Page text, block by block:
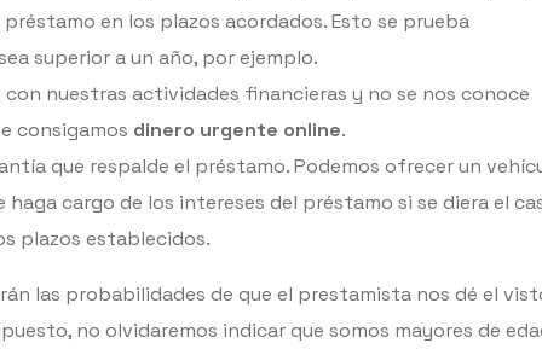
en los plazos acordados. Esto se prueba
superior a un año, por ejemplo.
nuestras actividades financieras y no se nos conoce
consigamos dinero urgente online.
que respalde el préstamo. Podemos ofrecer un
haga cargo de los intereses del préstamo si se diera el
plazos establecidos.
las probabilidades de que el prestamista nos dé el
no olvidaremos indicar que somos mayores de